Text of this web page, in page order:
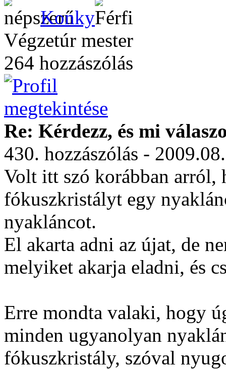
Konky
Végzetúr mester
264 hozzászólás
Re: Kérdezz, és mi
430. hozzászólás -
Volt itt szó korábban arról,
fókuszkristályt egy
nyakláncot.
El akarta adni az újat, de
melyiket akarja eladni, és
Erre mondta valaki, hogy
minden ugyanolyan
fókuszkristály, szóval